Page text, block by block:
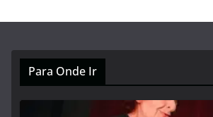
Para Onde Ir